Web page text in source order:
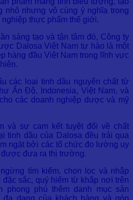
nhỏ nhưng vô cùng ý nghĩa trong
nghiệp thực phẩm thế giới.
sáng tạo và tận tâm đó, Công ty
Dalosa Việt Nam tự hào là một
hàng đầu Việt Nam trong lĩnh vực
các loại tinh dầu nguyên chất từ
Ấn Độ, Indonesia, Việt Nam, và
các doanh nghiệp dược và mỹ
và sự cam kết tuyệt đối về chất
tinh dầu của Dalosa đều trải qua
ngặt bởi các tổ chức đo lường uy
đưa ra thị trường.
tìm kiếm, chọn lọc và nhập
sắc, quý hiếm từ khắp nơi trên
phong phú thêm danh mục sản